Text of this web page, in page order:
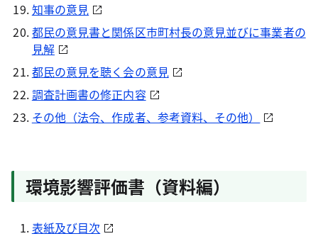
知事の意見
都民の意見書と関係区市町村長の意見並びに事業者の
見解
都民の意見を聴く会の意見
調査計画書の修正内容
その他（法令、作成者、参考資料、その他）
環境影響評価書（資料編）
表紙及び目次